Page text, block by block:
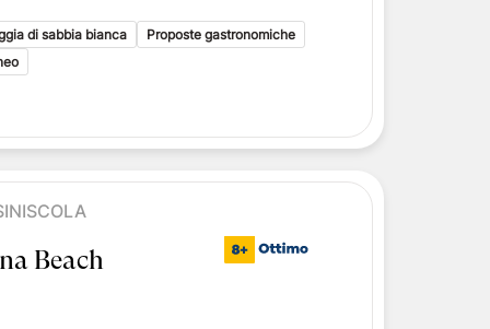
Isole Eolie
Isole Eolie
di sabbia bianca
Proposte gastronomiche
Beach